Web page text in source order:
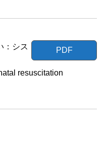
PDF
：シス
resuscitation